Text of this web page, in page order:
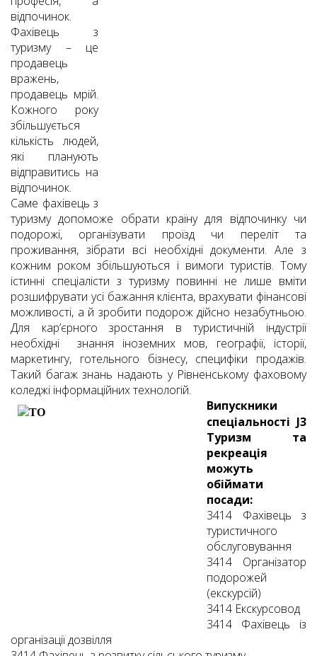
відпочинок.
Фахівець з
туризму – це
продавець
вражень,
продавець мрій.
Кожного року
збільшується
кількість людей,
які планують
відправитись на
відпочинок.
Саме фахівець з
туризму допоможе обрати країну для відпочинку чи
подорожі, організувати проїзд чи переліт та
проживання, зібрати всі необхідні документи. Але з
кожним роком збільшуються і вимоги туристів. Тому
істинні спеціалісти з туризму повинні не лише вміти
розшифрувати усі бажання клієнта, врахувати фінансові
можливості, а й зробити подорож дійсно незабутньою.
Для кар’єрного зростання в туристичній індустрії
необхідні знання іноземних мов, географії, історії,
маркетингу, готельного бізнесу, специфіки продажів.
Такий багаж знань надають у Рівненському фаховому
коледжі інформаційних технологій.
Випускники
спеціальності J3
Туризм та
рекреація
можуть
обіймати
посади:
3414 Фахівець з
туристичного
обслуговування
3414 Організатор
подорожей
(екскурсій)
3414 Екскурсовод
3414 Фахівець із
організації дозвілля